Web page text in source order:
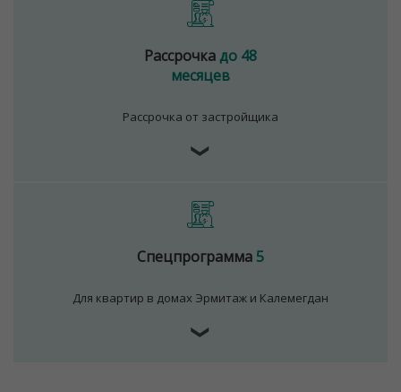
Рассрочкадо 48
месяцев
Рассрочка от застройщика
❯
Спецпрограмма5
Для квартир в домах Эрмитаж и Калемегдан
❯
Для обеспечения удобства пользователей сайта